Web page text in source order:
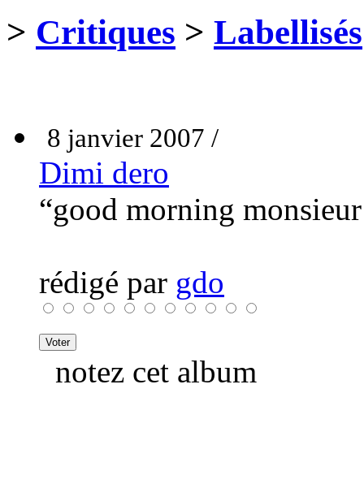
> Critiques > Labellisés
8 janvier 2007 /
Dimi dero
“good morning
rédigé par gdo
notez cet album